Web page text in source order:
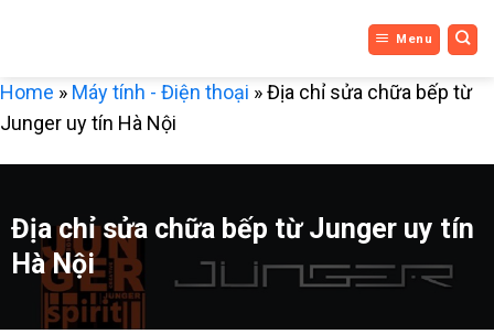
Menu
Home » Máy tính - Điện thoại »Địa chỉ sửa chữa bếp từ
Junger uy tín Hà Nội
Địa chỉ sửa chữa bếp từ Junger uy tín
Hà Nội